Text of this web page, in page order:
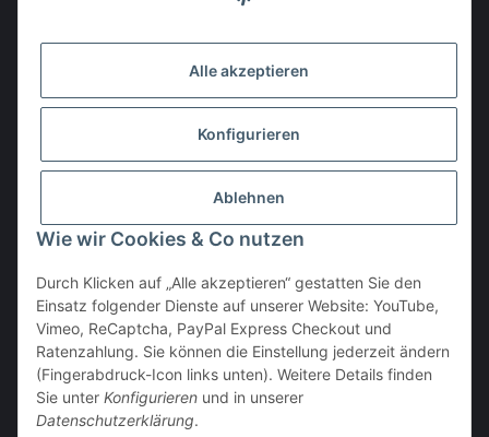
Vertrag widerrufen
Alle akzeptieren
Konfigurieren
Ablehnen
Wie wir Cookies & Co nutzen
Durch Klicken auf „Alle akzeptieren“ gestatten Sie den
Einsatz folgender Dienste auf unserer Website: YouTube,
Vimeo, ReCaptcha, PayPal Express Checkout und
Ratenzahlung. Sie können die Einstellung jederzeit ändern
(Fingerabdruck-Icon links unten). Weitere Details finden
Sie unter Konfigurieren und in unserer
Datenschutzerklärung.